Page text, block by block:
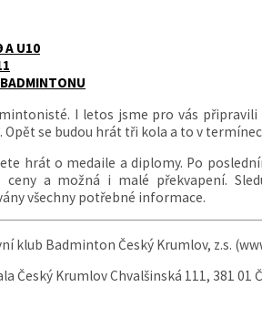
A U10
I letos jsme pro vás
se budou hrát tři kola a to v
hrát o medaile a diplomy. Po
ceny a možná i malé překvapení.
všechny potřebné informace.
klub Badminton Český Krumlov, z.s.
Český Krumlov Chvalšinská 111, 381 01